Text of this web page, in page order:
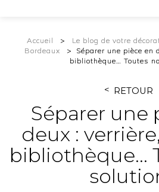
Accueil
Le blog de votre
Bordeaux
Séparer une pièce en
bibliothèque… Toutes
RETOUR
Séparer une
deux :
bibliothèque…